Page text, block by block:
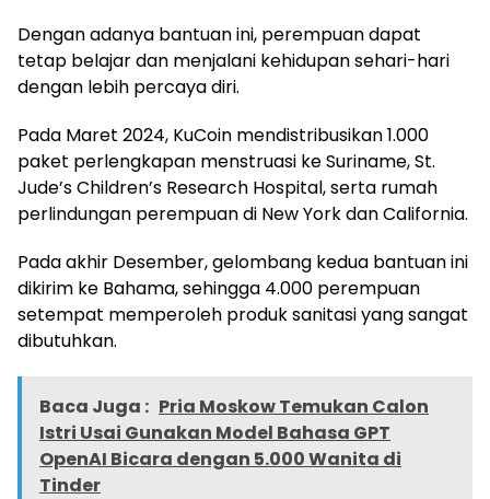
Dengan adanya bantuan ini, perempuan dapat
tetap belajar dan menjalani kehidupan sehari-hari
dengan lebih percaya diri.
Pada Maret 2024, KuCoin mendistribusikan 1.000
paket perlengkapan menstruasi ke Suriname, St.
Jude’s Children’s Research Hospital, serta rumah
perlindungan perempuan di New York dan California.
Pada akhir Desember, gelombang kedua bantuan ini
dikirim ke Bahama, sehingga 4.000 perempuan
setempat memperoleh produk sanitasi yang sangat
dibutuhkan.
Baca Juga : Pria Moskow Temukan Calon
Istri Usai Gunakan Model Bahasa GPT
OpenAI Bicara dengan 5.000 Wanita di
Tinder